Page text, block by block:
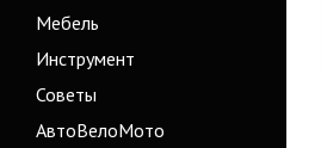
Мебель
Инструмент
Советы
АвтоВелоМото